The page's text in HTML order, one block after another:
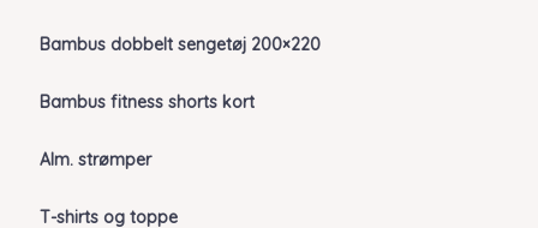
Bambus dobbelt sengetøj 200×220
Bambus fitness shorts kort
Alm. strømper
T-shirts og toppe